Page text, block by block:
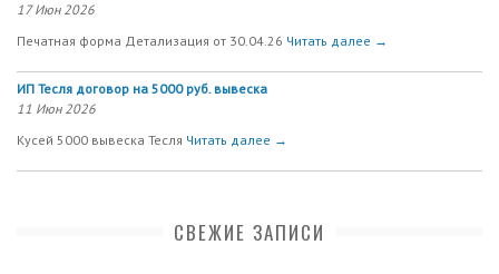
17 Июн 2026
Печатная форма Детализация от 30.04.26 Читать далее →
ИП Тесля договор на 5000 руб. вывеска
11 Июн 2026
Кусей 5000 вывеска Тесля Читать далее →
СВЕЖИЕ ЗАПИСИ